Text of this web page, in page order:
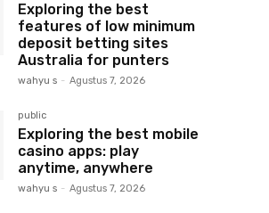
Exploring the best
features of low minimum
deposit betting sites
Australia for punters
wahyu s - Agustus 7, 2026
public
Exploring the best mobile
casino apps: play
anytime, anywhere
wahyu s - Agustus 7, 2026